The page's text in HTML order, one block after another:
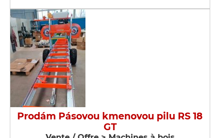
Prodám Pásovou kmenovou pilu RS 18
GT